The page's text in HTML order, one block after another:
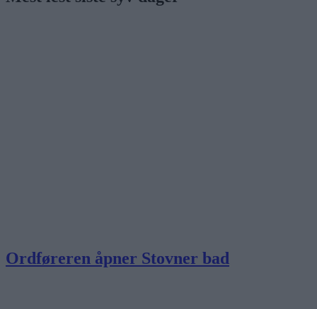
Ordføreren åpner Stovner bad